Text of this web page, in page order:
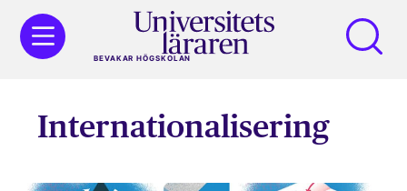
BEVAKAR HÖGSKOLAN
Internationalisering